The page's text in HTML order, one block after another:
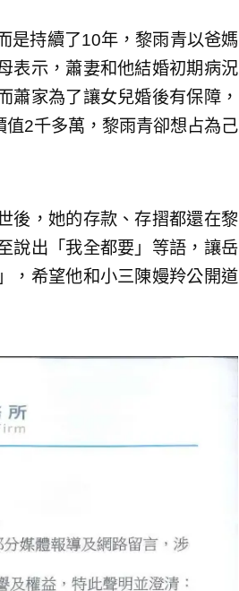
是持續了10年，黎雨青以爸媽
表示，蕭妻和他結婚初期病況
蕭家為了讓女兒婚後有保障，
2千多萬，黎雨青卻想占為己
後，她的存款、存摺都還在黎
說出「我全都要」等語，讓岳
，希望他和小三陳嫚羚公開道